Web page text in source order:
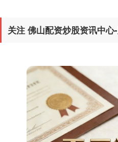
深证成指 14110.12
关注 佛山配资炒股资讯中